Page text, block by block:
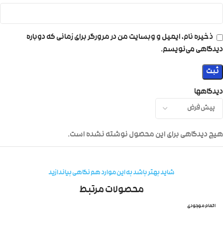
دیدگاهها
هیچ دیدگاهی برای این محصول نوشته نشده است.
ذخیره نام، ایمیل و وبسایت من در مرورگر برای زمانی که دوباره
دیدگاهی می‌نویسم.
شاید بهتر باشد به این موارد هم نگاهی بیاندازید
محصولات مرتبط
اتمام موجودی